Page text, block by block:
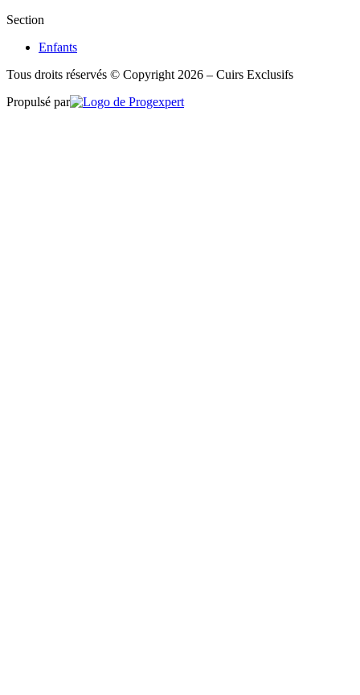
Section
Enfants
Tous droits réservés © Copyright 2026 – Cuirs Exclusifs
Propulsé par